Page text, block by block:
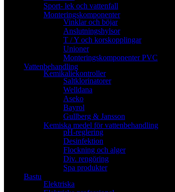
Sport- lek och vattenfall
Monteringskomponenter
Vinklar och böjar
Anslutningshylsor
T / Y och korskopplingar
Unioner
Monteringskomponenter PVC
Vattenbehandling
Kemikaliekontroller
Saltklorinatorer
Welldana
Aseko
Bayrol
Gullberg & Jansson
Kemiska medel för vattenbehandling
pH-reglering
Desinfektion
Flockning och alger
Div. rengöring
Spa produkter
Bastu
Elektriska